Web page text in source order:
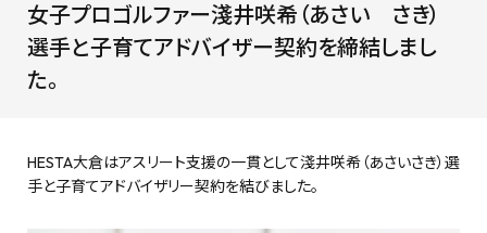
女子プロゴルファー淺井咲希（あさい さき）
選手と子育てアドバイザー契約を締結しまし
た。
HESTA大倉はアスリート支援の一貫として淺井咲希（あさいさき）選
手と子育てアドバイザリー契約を結びました。